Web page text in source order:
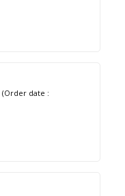
(Order date :